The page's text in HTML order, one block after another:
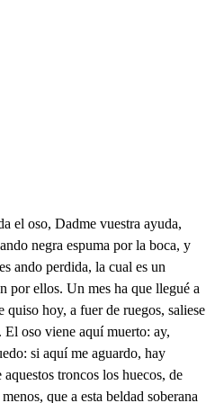
otra día: . Es excusado. Oídme pues. . Ya os escucho, Reina insigne de Sicilia; en quien pulieron los Cielos de prudentes tantas partes, de hermosa tantos extremos. Para darte relación de mis trágicos sucesos, de mis inmensos fracasos, prestame un rato silencio. Es mi patria Alejandría, Ciudad de Egipto, do vieron la primera luz mis ojos en el registro del tiempo: Mis Padres, que se llamaron Blanca Leonida, y Lanspergio, si no bien afortunados, de nobleza poco exentos. Me pusieron Leonido, en quien los Astros opuestos influyeron mil desdichas, cumularon mil portentos, el cual nombre me he trocado en Lauro, solo por miedo de un insulto, que sabrás, si me estás atenta, presto. Desde mis pueriles años (que como es el amor ciego; ni pone freno a los niños, ni da vergüenza a los viejos) puse mis ojos humildes, o mejor diré soberbios, en un Ángel, en un Sol, y para no gastar tiempo, en la más bella criatura, que pintó el pincel supremo, desde que dio ser al barro en el campo Damasceno. Esta era Flora, en quien puso tan de espacio, tan a tiempo el Cielo sus perfecciones, que pienso, y tengo por cierto, que las partes más coturnas de hermosura, que tuvieron Eleña, Lucrecia, y Dido, fue ajustando, y componiendo en su cuerpo, en sus facciones, en su gala, en su despejo, en su brío, en su donaire, tanto, que desde el cabello, oro fino, hasta la planta. del pulido pie, echó el resto la naturaleza; acaso por cifra en un sujeto de todas sus maravillas un epítome, y comp